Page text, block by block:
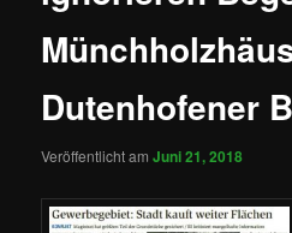
Dutenhofener
Veröffentlicht amJuni 21, 2018